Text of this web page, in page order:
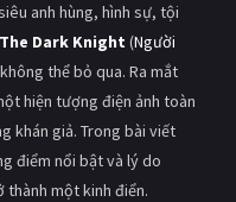
phạm - Hình sự
hước
học - Tài liệu
anh hùng, hình sự, tội
Dark Knight (Người
thể bỏ qua. Ra mắt
hiện tượng điện ảnh toàn
khán giả. Trong bài viết
điểm nổi bật và lý do
thành một kinh điển.